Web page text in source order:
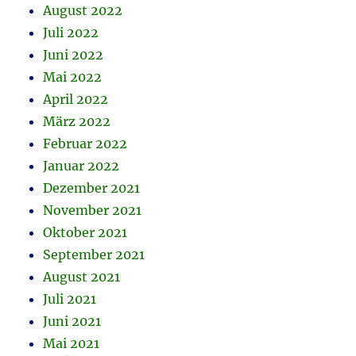
August 2022
Juli 2022
Juni 2022
Mai 2022
April 2022
März 2022
Februar 2022
Januar 2022
Dezember 2021
November 2021
Oktober 2021
September 2021
August 2021
Juli 2021
Juni 2021
Mai 2021